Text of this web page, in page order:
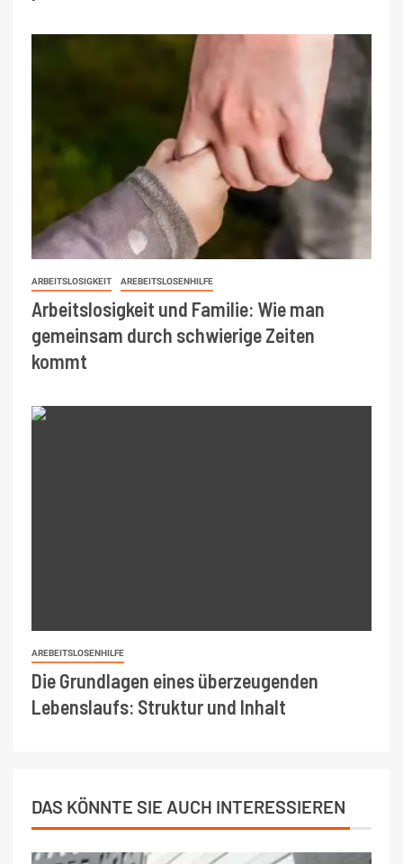
ARBEITSLOSIGKEIT AREBEITSLOSENHILFE
Arbeitslosigkeit und Familie: Wie man
gemeinsam durch schwierige Zeiten
kommt
AREBEITSLOSENHILFE
Die Grundlagen eines überzeugenden
Lebenslaufs: Struktur und Inhalt
DAS KÖNNTE SIE AUCH INTERESSIEREN